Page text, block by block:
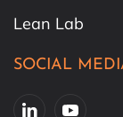
Lean Lab
SOCIAL